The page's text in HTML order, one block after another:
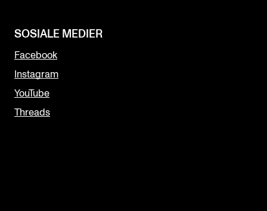
SOSIALE MEDIER
Facebook
Instagram
YouTube
Threads